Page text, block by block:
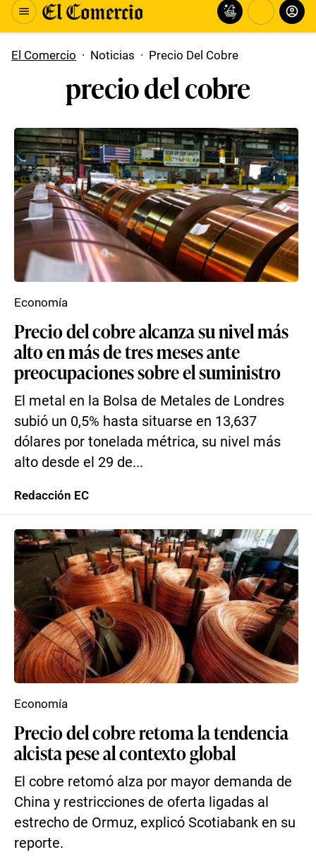
El Comercio · Noticias · Precio Del Cobre
precio del cobre
Precio del cobre alcanza su nivel más
alto en más de tres meses ante
preocupaciones sobre el suministro
El metal en la Bolsa de Metales de Londres
subió un 0,5% hasta situarse en 13,637
dólares por tonelada métrica, su nivel más
alto desde el 29 de...
Economía
Redacción EC
Precio del cobre retoma la tendencia
alcista pese al contexto global
El cobre retomó alza por mayor demanda de
China y restricciones de oferta ligadas al
estrecho de Ormuz, explicó Scotiabank en su
reporte.
Economía